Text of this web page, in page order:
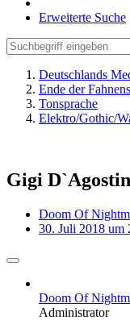
Erweiterte Suche
Deutschlands
Ende der
Tonsprache
Elektro/Gothic/
Gigi
Doom Of
30. Juli 2018 um
Doom Of
Administrator